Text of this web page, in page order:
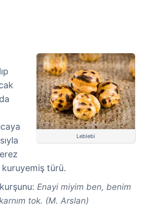
Leblebi
türü.
Enayi miyim ben, benim
tok. (M. Arslan)